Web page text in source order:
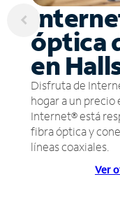
óptica
en
Disfruta de
hogar a un
Internet® está
fibra óptica y
líneas coaxiales.
Ver